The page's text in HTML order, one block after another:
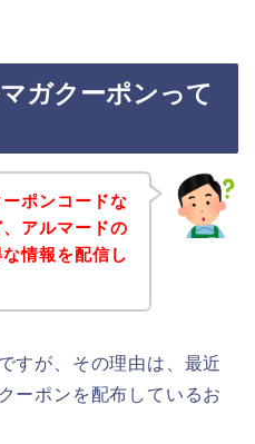
ガクーポンって
ポンコードな
アルマードの
情報を配信し
すが、その理由は、最近
ーポンを配布しているお